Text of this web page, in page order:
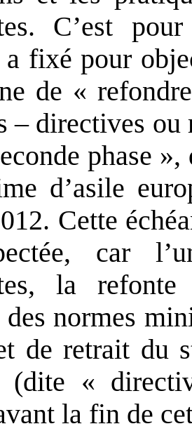
C’est
a fixé pour
de «
– directives ou
phase
d’asile
Cette
car
la
normes
de retrait du
(dite «
la fin de